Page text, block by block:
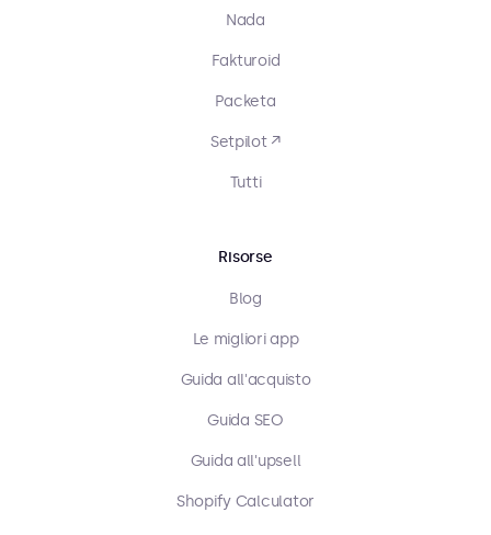
Nada
Fakturoid
Packeta
Setpilot ↗
Tutti
Risorse
Blog
Le migliori app
Guida all'acquisto
Guida SEO
Guida all'upsell
Shopify Calculator